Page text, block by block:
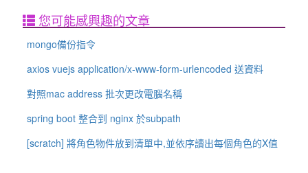
您可能感興趣的文章
mongo備份指令
axios vuejs application/x-www-form-urlencoded 送資料
對照mac address 批次更改電腦名稱
spring boot 整合到 nginx 於subpath
[scratch] 將角色物件放到清單中,並依序讀出每個角色的X值